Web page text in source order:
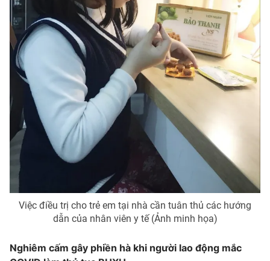
Thị trường 24h Tấm lòng Việt
VTV4 Vươn mình bằng AI
VTV9 VTV8
Liên hệ tòa soạn English
THỜI BÁO VTV
Việc điều trị cho trẻ em tại nhà cần tuân thủ các hướng
dẫn của nhân viên y tế (Ảnh minh họa)
Nghiêm cấm gây phiền hà khi người lao động mắc